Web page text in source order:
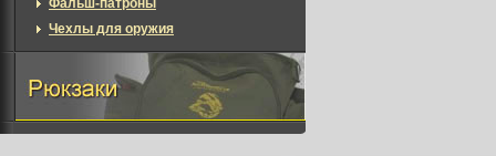
Фальш-патроны
Чехлы для оружия